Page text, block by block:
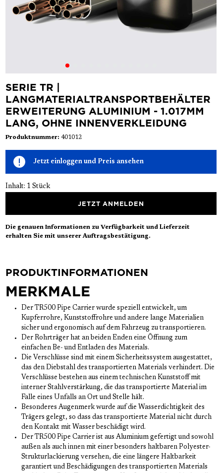
SERIE TR |
LANGMATERIALTRANSPORTBEHÄLTER
ERWEITERUNG ALUMINIUM - 1.017MM
LANG, OHNE INNENVERKLEIDUNG
Produktnummer: 401012
Jetzt einloggen und Preis ansehen
Inhalt: 1 Stück
JETZT ANMELDEN
Die genauen Informationen zu Verfügbarkeit und Lieferzeit
erhalten Sie mit unserer Auftragsbestätigung.
PRODUKTINFORMATIONEN
MERKMALE
Der TR500 Pipe Carrier wurde speziell entwickelt, um
Kupferrohre, Kunststoffrohre und andere lange Materialien
sicher und ergonomisch auf dem Fahrzeug zu transportieren.
Der Rohrträger hat an beiden Enden eine Öffnung zum
einfachen Be- und Entladen des Materials.
Die Verschlüsse sind mit einem Sicherheitssystem ausgestattet,
das den Diebstahl des transportierten Materials verhindert. Die
Verschlüsse bestehen aus einem technischen Kunststoff mit
interner Stahlverstärkung, die das transportierte Material im
Falle eines Unfalls an Ort und Stelle hält.
Besonderes Augenmerk wurde auf die Wasserdichtigkeit des
Trägers gelegt, so dass das transportierte Material nicht durch
den Kontakt mit Wasser beschädigt wird.
Der TR500 Pipe Carrier ist aus Aluminium gefertigt und sowohl
außen als auch innen mit einer besonders haltbaren Polyester-
Strukturlackierung versehen, die eine längere Haltbarkeit
garantiert und Beschädigungen des transportierten Materials